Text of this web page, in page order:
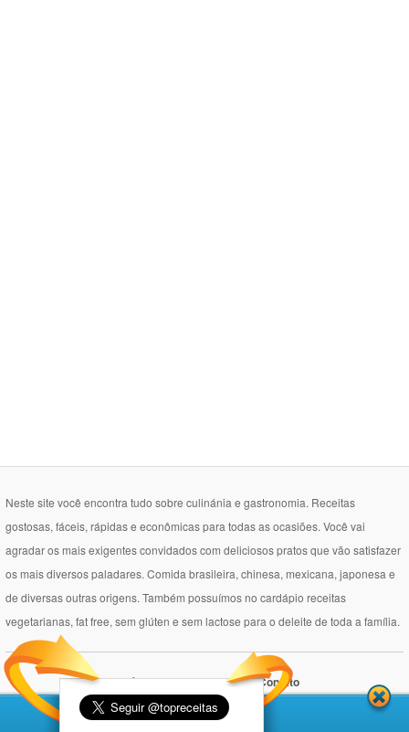
Neste site você encontra tudo sobre culinánia e gastronomia. Receitas
gostosas, fáceis, rápidas e econômicas para todas as ocasiões. Você vai
agradar os mais exigentes convidados com deliciosos pratos que vão satisfazer
os mais diversos paladares. Comida brasileira, chinesa, mexicana, japonesa e
de diversas outras origens. Também possuímos no cardápio receitas
vegetarianas, fat free, sem glúten e sem lactose para o deleite de toda a família.
Política de Privacidade Contato